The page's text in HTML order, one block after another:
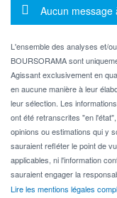
Message
Aucun message
L'ensemble des analyses et/
BOURSORAMA sont
Agissant exclusivement en
en aucune manière à leur
leur sélection. Les
ont été retranscrites "en
opinions ou estimations qui y
sauraient refléter le point de
applicables, ni l'information
sauraient engager la
Lire les mentions légales